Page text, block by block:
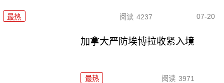
最热 阅读 4237 07-20
加拿大严防埃博拉收紧入境
最热 阅读 3971